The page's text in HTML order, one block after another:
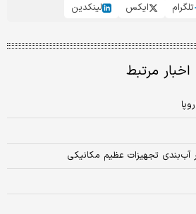
تلگرام ایکس لینکدین
اخبار مرتبط
تجهیزات عظیم مکانیکی